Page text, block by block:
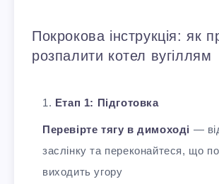
Покрокова інструкція: як
розпалити котел вугіллям
Етап 1: Підготовка
Перевірте тягу в димоході —
заслінку та переконайтеся, що
виходить угору